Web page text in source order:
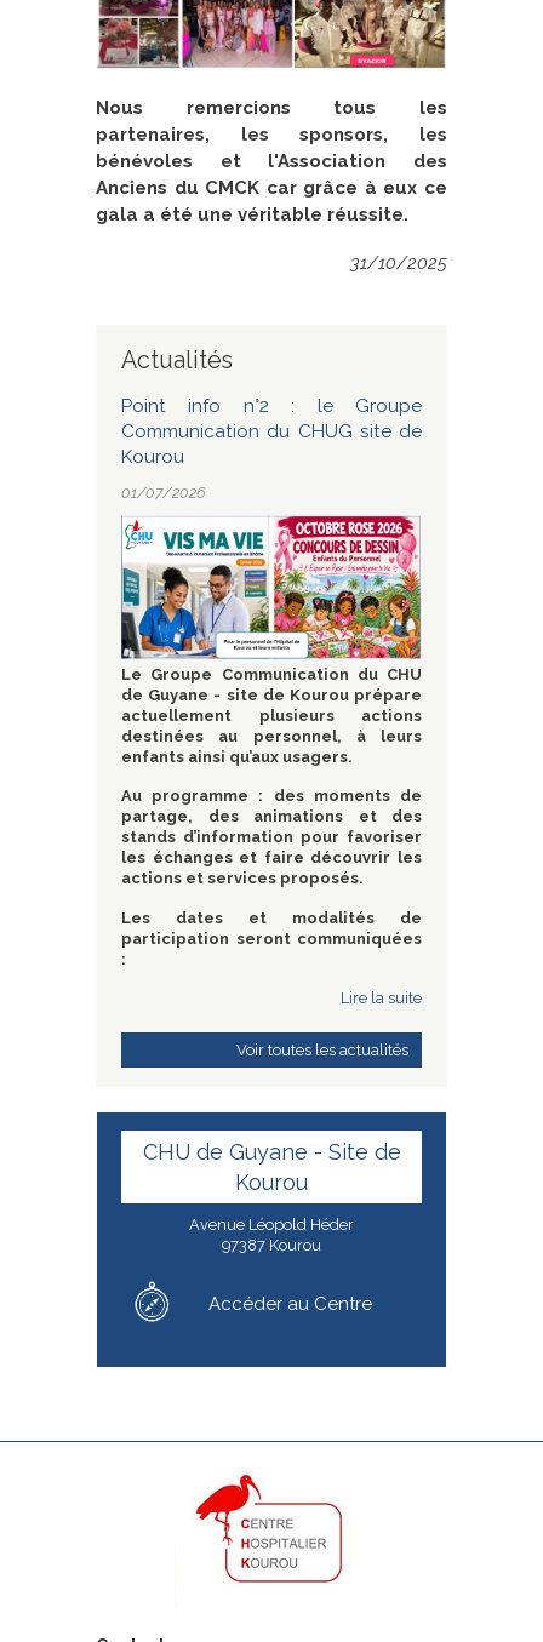
Nous remercions tous les
partenaires, les sponsors, les
bénévoles et l'Association des
Anciens du CMCK car grâce à eux ce
gala a été une véritable réussite.
31/10/2025
Actualités
Point info n°2 : le Groupe
Communication du CHUG site de
Kourou
01/07/2026
Le Groupe Communication du CHU
de Guyane - site de Kourou prépare
actuellement plusieurs actions
destinées au personnel, à leurs
enfants ainsi qu’aux usagers.
Au programme : des moments de
partage, des animations et des
stands d’information pour favoriser
les échanges et faire découvrir les
actions et services proposés.
Les dates et modalités de
participation seront communiquées
:
Lire la suite
Voir toutes les actualités
CHU de Guyane - Site de
Kourou
Avenue Léopold Héder
97387 Kourou
Accéder au Centre